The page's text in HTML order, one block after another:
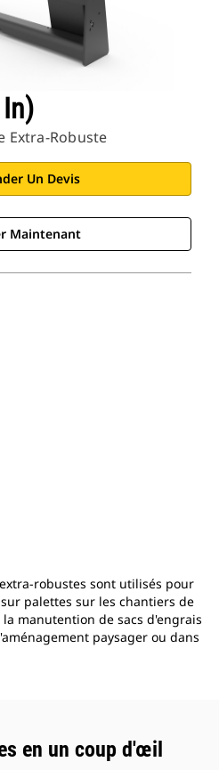
Extra-Robuste
Un Devis
Maintenant
robustes sont utilisés pour
palettes sur les chantiers de
manutention de sacs d'engrais
paysager ou dans
en un coup d'œil